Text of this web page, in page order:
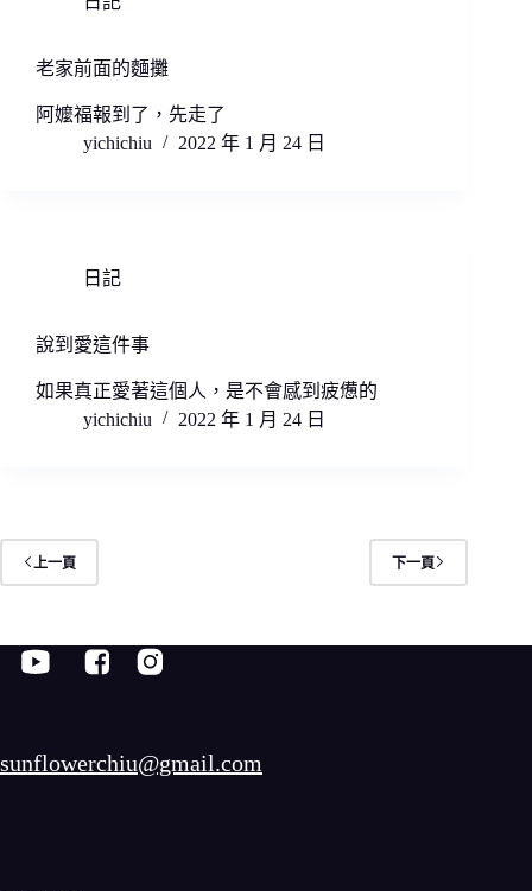
老家前面的麵攤
阿嬤福報到了，先走了
yichichiu
2022 年 1 月 24 日
日記
說到愛這件事
如果真正愛著這個人，是不會感到疲憊的
yichichiu
2022 年 1 月 24 日
上一頁 下一頁
sunflowerchiu@gmail.com